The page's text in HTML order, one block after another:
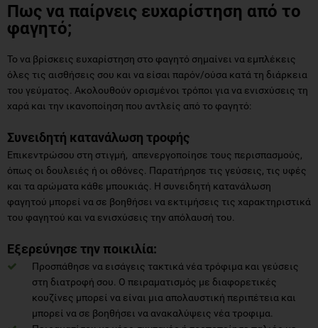
Πως να παίρνεις ευχαρίστηση από το
φαγητό;
Το να βρίσκεις ευχαρίστηση στο φαγητό σημαίνει να εμπλέκεις
όλες τις αισθήσεις σου και να είσαι παρόν/ούσα κατά τη διάρκεια
του γεύματος. Ακολουθούν ορισμένοι τρόποι για να ενισχύσεις τη
χαρά και την ικανοποίηση που αντλείς από το φαγητό:
Συνειδητή κατανάλωση τροφής
Επικεντρώσου στη στιγμή, απενεργοποίησε τους περισπασμούς,
όπως οι δουλειές ή οι οθόνες. Παρατήρησε τις γεύσεις, τις υφές
και τα αρώματα κάθε μπουκιάς. Η συνειδητή κατανάλωση
φαγητού μπορεί να σε βοηθήσει να εκτιμήσεις τις χαρακτηριστικά
του φαγητού και να ενισχύσεις την απόλαυσή του.
Εξερεύνησε την ποικιλία:
Προσπάθησε να εισάγεις τακτικά νέα τρόφιμα και γεύσεις
στη διατροφή σου. Ο πειραματισμός με διαφορετικές
κουζίνες μπορεί να είναι μια απολαυστική περιπέτεια και
μπορεί να σε βοηθήσει να ανακαλύψεις νέα τροφιμα.